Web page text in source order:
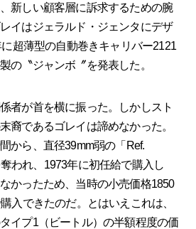
新しい顧客層に訴求するための腕
イはジェラルド・ジェンタにデザ
超薄型の自動巻きキャリバー2121
の〝ジャンボ〞を発表した。
者が首を横に振った。しかしスト
裔であるゴレイは諦めなかった。
から、直径39mm弱の「Ref.
われ、1973年に初任給で購入し
かったため、当時の小売価格1850
入できたのだ。とはいえこれは、
イプ1（ビートル）の半額程度の価